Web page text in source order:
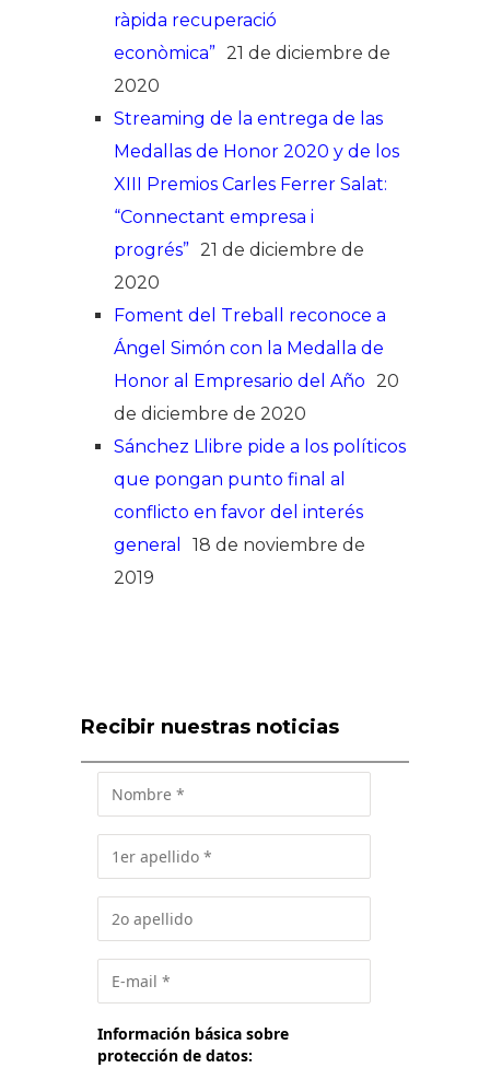
ràpida recuperació
econòmica” 21 de diciembre de
2020
Streaming de la entrega de las
Medallas de Honor 2020 y de los
XIII Premios Carles Ferrer Salat:
“Connectant empresa i
progrés” 21 de diciembre de
2020
Foment del Treball reconoce a
Ángel Simón con la Medalla de
Honor al Empresario del Año 20
de diciembre de 2020
Sánchez Llibre pide a los políticos
que pongan punto final al
conflicto en favor del interés
general
18 de noviembre de
2019
Recibir nuestras noticias
Información básica sobre
protección de datos: